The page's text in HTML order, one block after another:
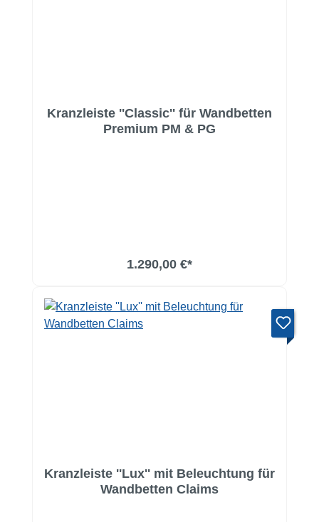
Kranzleiste ''Classic'' für Wandbetten
Premium PM & PG
1.290,00 €*
Kranzleiste ''Lux'' mit Beleuchtung für
Wandbetten Claims